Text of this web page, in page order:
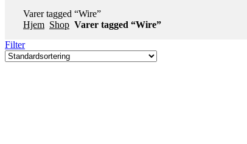
Varer tagged “Wire”
Hjem Shop Varer tagged “Wire”
Filter